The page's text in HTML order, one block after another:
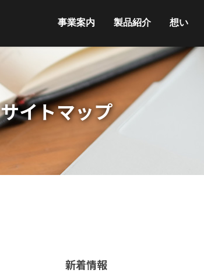
事業案内 製品紹介 想い
サイトマップ
新着情報